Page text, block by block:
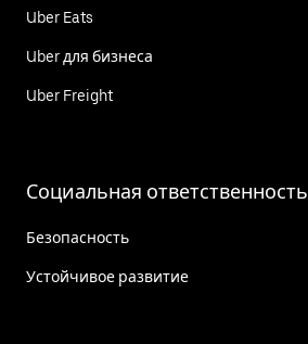
Uber Eats
Uber для бизнеса
Uber Freight
Социальная ответственность
Безопасность
Устойчивое развитие